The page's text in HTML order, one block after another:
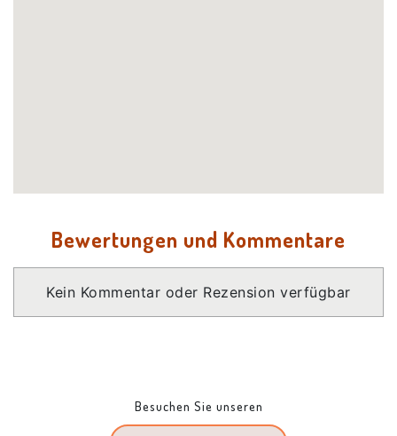
Bewertungen und Kommentare
Kein Kommentar oder Rezension verfügbar
Besuchen Sie unseren